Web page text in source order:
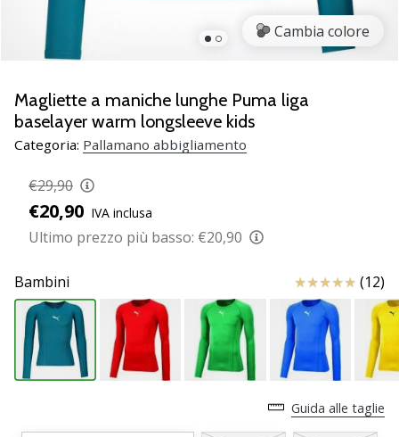
Scopri
nuove
da
pallamano
PUMA
Accelerate
SQD
5!
Conosci
tecnici
e
valuta
se
vale
Cambia colore
Magliette a maniche lunghe Puma liga
baselayer warm longsleeve kids
Categoria: Pallamano abbigliamento
€29,90
€20,90 IVA inclusa
Ultimo prezzo più basso: €20,90
Bambini Recensioni(12)
Guida alle taglie